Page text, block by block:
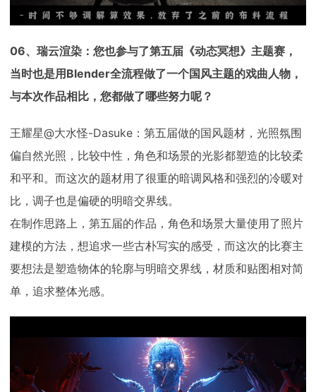
06、瑞云渲染：您也参与了第五届《动态冥想》主题赛，
当时也是用Blender全流程做了一个国风主题的戏曲人物，
与本次作品相比，您都做了哪些努力呢？
王耀星@大水怪-Dasuke：第五届做的国风题材，光照氛围
偏自然光照，比较中性，角色和场景的光影都塑造的比较柔
和平和。而这次的题材用了很重的暗调风格和强烈的冷暖对
比，调子也是偏硬的明暗交界线。
在制作思路上，第五届的作品，角色和场景大量使用了照片
建模的方法，想追求一些古朴写实的感受，而这次的比赛主
要想法是塑造物体的轮廓与明暗交界线，材质和贴图相对简
单，追求整体光感。